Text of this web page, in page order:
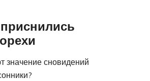
значение сновидений